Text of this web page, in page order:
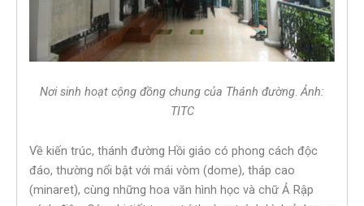
Nơi sinh hoạt cộng đồng chung của Thánh đường Ảnh:
TITC
Về kiến trúc, thánh đường Hồi giáo có phong cách độc
đáo, thường nổi bật với mái vòm (dome), tháp cao
(minaret), cùng những hoa văn hình học và chữ Ả Rập